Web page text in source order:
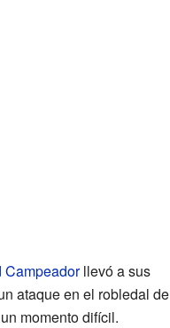
Campeadorllevó a sus
ataque en el robledal de
momento difícil.